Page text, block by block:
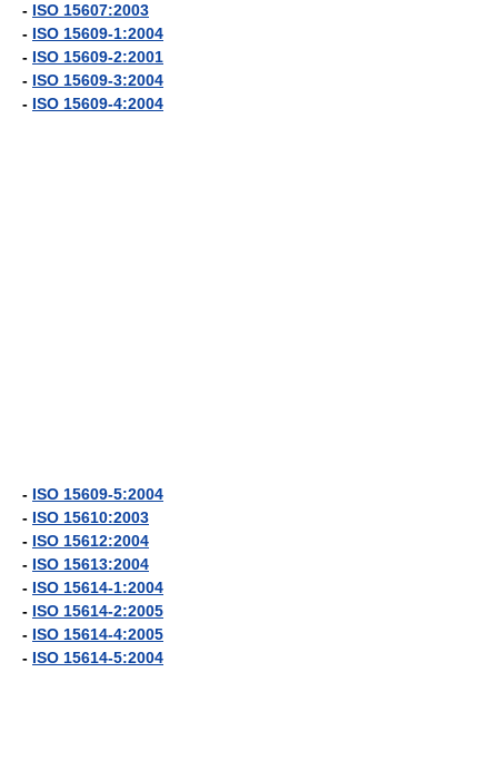
- ISO 15607:2003
- ISO 15609-1:2004
- ISO 15609-2:2001
- ISO 15609-3:2004
- ISO 15609-4:2004
- ISO 15609-5:2004
- ISO 15610:2003
- ISO 15612:2004
- ISO 15613:2004
- ISO 15614-1:2004
- ISO 15614-2:2005
- ISO 15614-4:2005
- ISO 15614-5:2004